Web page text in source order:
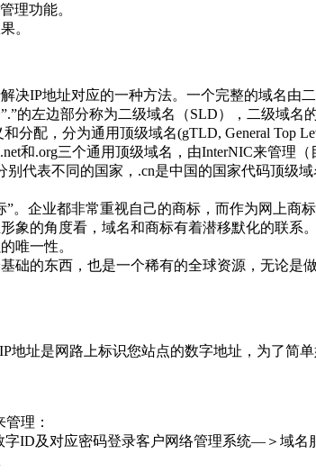
理功能。
。
决IP地址对应的一种方法。一个完整的域名
的左边部分称为二级域名（SLD），二级域名
配，分为通用顶级域名(gTLD, General Top
和.org三个通用顶级域名，由InterNIC来管理
别代表不同的国家，.cn是中国的国家代码顶
”。企业都非常重视自己的商标，而作为网上
象的角度看，域名和商标有着潜移默化的联
唯一性。
础的东西，也是一个稀有的全球资源，无论
地址是网路上标识您站点的数字地址，为了简
理：
字ID及对应密码登录客户网络管理系统—＞域